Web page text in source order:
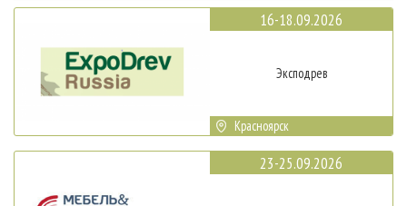
16-18.09.2026
Эксподрев
Красноярск
23-25.09.2026